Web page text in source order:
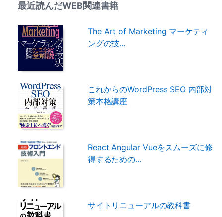
最近読んだWEB関連書籍
The Art of Marketing マーケティ
ングの技...
これからのWordPress SEO 内部対
策本格講座
React Angular Vueをスムーズに修
得するための...
サイトリニューアルの教科書